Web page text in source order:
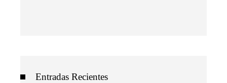
Entradas Recientes